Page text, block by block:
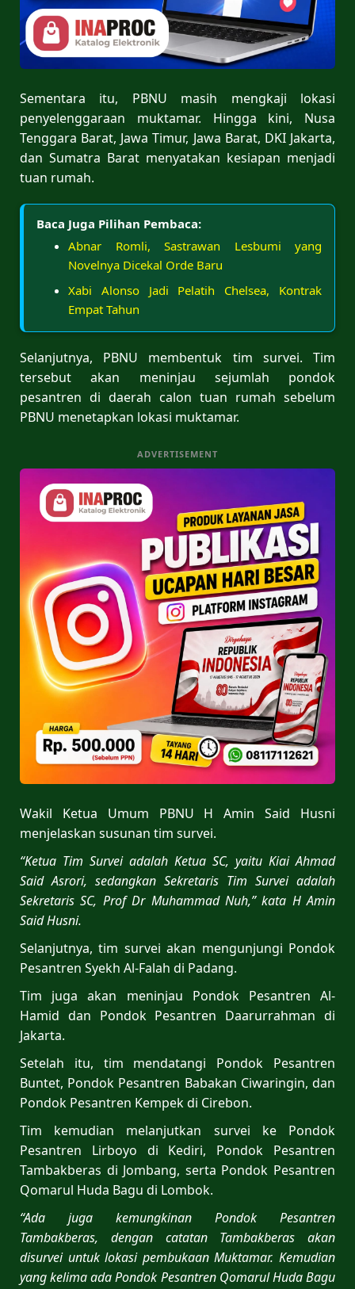
Sementara itu, PBNU masih mengkaji lokasi
penyelenggaraan muktamar. Hingga kini, Nusa
Tenggara Barat, Jawa Timur, Jawa Barat, DKI Jakarta,
dan Sumatra Barat menyatakan kesiapan menjadi
tuan rumah.
Baca Juga Pilihan Pembaca:
Abnar Romli, Sastrawan Lesbumi yang
Novelnya Dicekal Orde Baru
Xabi Alonso Jadi Pelatih Chelsea, Kontrak
Empat Tahun
Selanjutnya, PBNU membentuk tim survei. Tim
tersebut akan meninjau sejumlah pondok
pesantren di daerah calon tuan rumah sebelum
PBNU menetapkan lokasi muktamar.
ADVERTISEMENT
Wakil Ketua Umum PBNU H Amin Said Husni
menjelaskan susunan tim survei.
“Ketua Tim Survei adalah Ketua SC, yaitu Kiai Ahmad
Said Asrori, sedangkan Sekretaris Tim Survei adalah
Sekretaris SC, Prof Dr Muhammad Nuh,” kata H Amin
Said Husni.
Selanjutnya, tim survei akan mengunjungi Pondok
Pesantren Syekh Al-Falah di Padang.
Tim juga akan meninjau Pondok Pesantren Al-
Hamid dan Pondok Pesantren Daarurrahman di
Jakarta.
Setelah itu, tim mendatangi Pondok Pesantren
Buntet, Pondok Pesantren Babakan Ciwaringin, dan
Pondok Pesantren Kempek di Cirebon.
Tim kemudian melanjutkan survei ke Pondok
Pesantren Lirboyo di Kediri, Pondok Pesantren
Tambakberas di Jombang, serta Pondok Pesantren
Qomarul Huda Bagu di Lombok.
“Ada juga kemungkinan Pondok Pesantren
Tambakberas, dengan catatan Tambakberas akan
disurvei untuk lokasi pembukaan Muktamar. Kemudian
yang kelima ada Pondok Pesantren Qomarul Huda Bagu